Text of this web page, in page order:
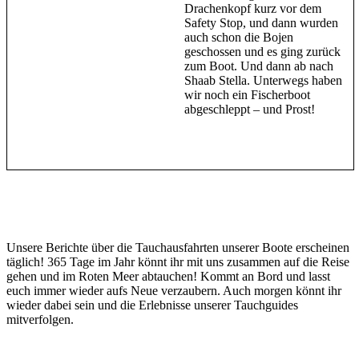
Drachenkopf kurz vor dem
Safety Stop, und dann wurden
auch schon die Bojen
geschossen und es ging zurück
zum Boot. Und dann ab nach
Shaab Stella. Unterwegs haben
wir noch ein Fischerboot
abgeschleppt – und Prost!
Unsere Berichte über die Tauchausfahrten unserer Boote erscheinen
täglich! 365 Tage im Jahr könnt ihr mit uns zusammen auf die Reise
gehen und im Roten Meer abtauchen! Kommt an Bord und lasst
euch immer wieder aufs Neue verzaubern. Auch morgen könnt ihr
wieder dabei sein und die Erlebnisse unserer Tauchguides
mitverfolgen.